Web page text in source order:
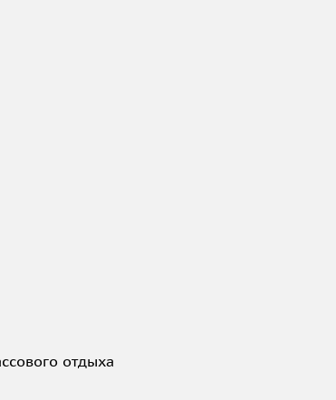
отдыха